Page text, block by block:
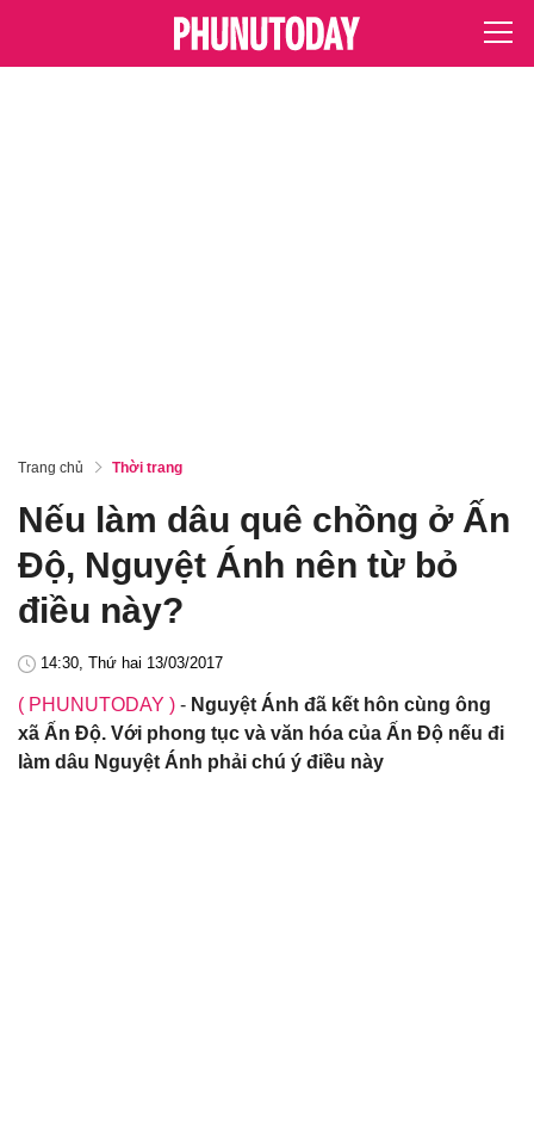
Trang chủ Thời trang
Nếu làm dâu quê chồng ở Ấn
Độ, Nguyệt Ánh nên từ bỏ
điều này?
14:30, Thứ hai 13/03/2017
( PHUNUTODAY ) - Nguyệt Ánh đã kết hôn cùng ông
xã Ấn Độ. Với phong tục và văn hóa của Ấn Độ nếu đi
làm dâu Nguyệt Ánh phải chú ý điều này